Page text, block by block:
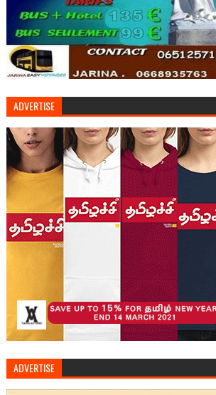
ADVERTISE
ADVERTISE